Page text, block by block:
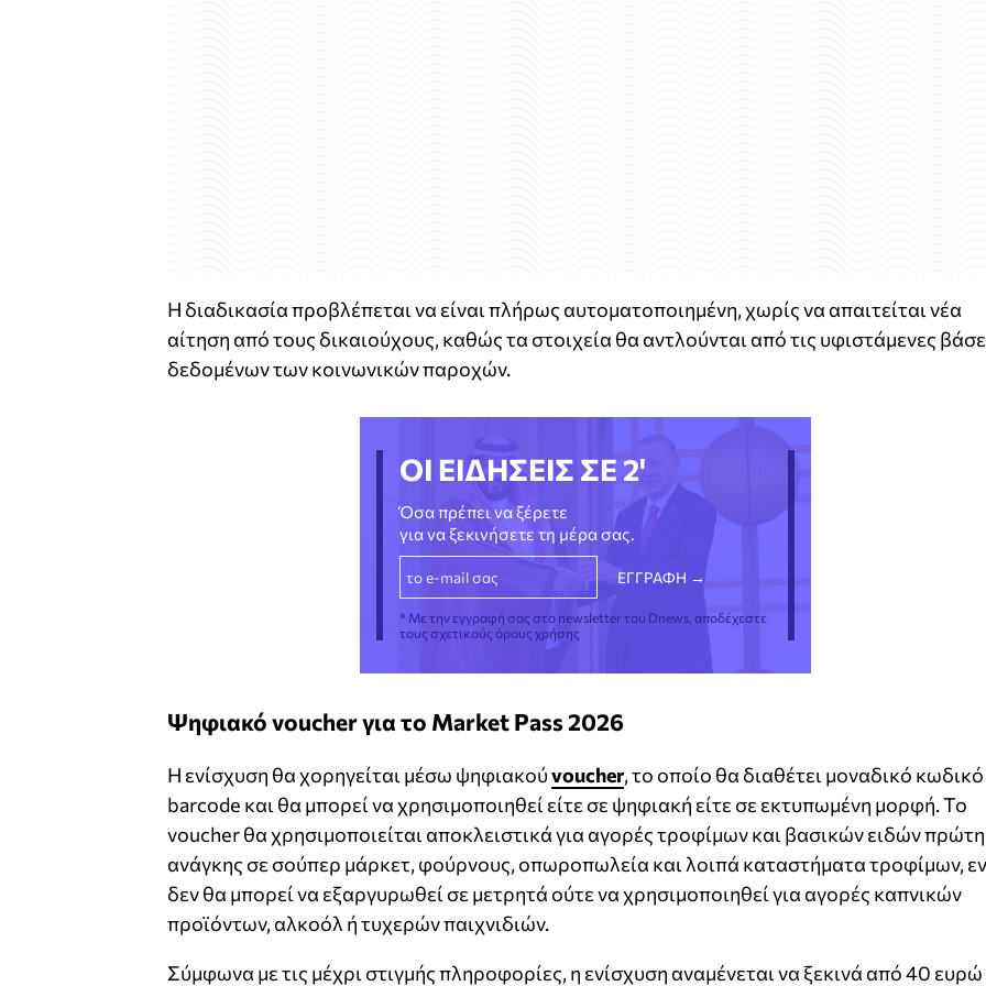
Η διαδικασία προβλέπεται να είναι πλήρως αυτοματοποιημένη, χωρίς να απαιτείται νέα
αίτηση από τους δικαιούχους, καθώς τα στοιχεία θα αντλούνται από τις υφιστάμενες
δεδομένων των κοινωνικών παροχών.
ΟΙ ΕΙΔΗΣΕΙΣ ΣΕ 2'
Όσα πρέπει να ξέρετε
για να ξεκινήσετε τη μέρα σας.
* Με την εγγραφή σας στο newsletter του Dnews, αποδέχεστε
τους σχετικούς όρους χρήσης
Ψηφιακό voucher για το Market Pass 2026
Η ενίσχυση θα χορηγείται μέσω ψηφιακούvoucher, το οποίο θα διαθέτει μοναδικό
barcode και θα μπορεί να χρησιμοποιηθεί είτε σε ψηφιακή είτε σε εκτυπωμένη μορφή. Το
voucher θα χρησιμοποιείται αποκλειστικά για αγορές τροφίμων και βασικών ειδών
ανάγκης σε σούπερ μάρκετ, φούρνους, οπωροπωλεία και λοιπά καταστήματα τροφίμων,
δεν θα μπορεί να εξαργυρωθεί σε μετρητά ούτε να χρησιμοποιηθεί για αγορές καπνικών
προϊόντων, αλκοόλ ή τυχερών παιχνιδιών.
Σύμφωνα με τις μέχρι στιγμής πληροφορίες, η ενίσχυση αναμένεται να ξεκινά από 40 ευρώ